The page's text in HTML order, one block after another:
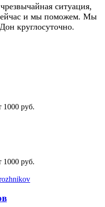
ситуация,
и мы поможем. Мы
круглосуточно.
1000 руб.
1000 руб.